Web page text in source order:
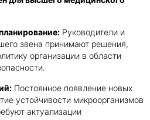
Руководители и
звена принимают решения,
организации в области
Постоянное появление новых
устойчивости микроорганизмов
актуализации